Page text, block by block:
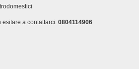
esitare a contattarci:0804114906